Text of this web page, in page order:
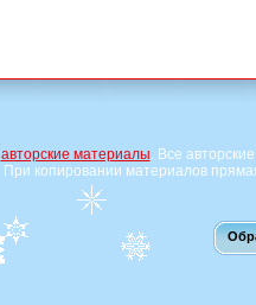
авторские материалы. Все
При копировании материалов